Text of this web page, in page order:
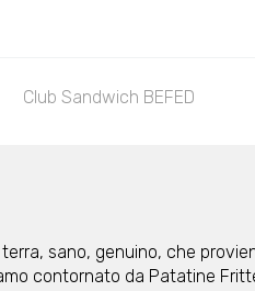
Club Sandwich BEFED
sano, genuino, che
contornato da Patatine